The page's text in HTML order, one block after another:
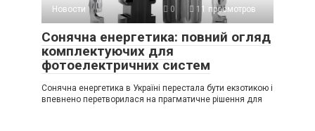
Новости 0 11 просмотров
Сонячна енергетика: повний огляд
комплектуючих для
фотоелектричних систем
Сонячна енергетика в Україні перестала бути екзотикою і
впевнено перетворилася на прагматичне рішення для